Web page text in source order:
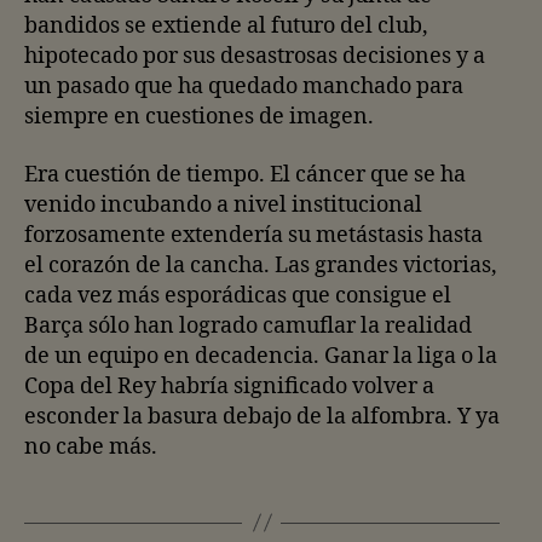
bandidos se extiende al futuro del club,
hipotecado por sus desastrosas decisiones y a
un pasado que ha quedado manchado para
siempre en cuestiones de imagen.
Era cuestión de tiempo. El cáncer que se ha
venido incubando a nivel institucional
forzosamente extendería su metástasis hasta
el corazón de la cancha. Las grandes victorias,
cada vez más esporádicas que consigue el
Barça sólo han logrado camuflar la realidad
de un equipo en decadencia. Ganar la liga o la
Copa del Rey habría significado volver a
esconder la basura debajo de la alfombra. Y ya
no cabe más.